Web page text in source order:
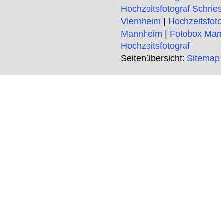
Hochzeitsfotograf
Viernheim
Mannheim
Fotobox
Hochzeitsfotograf
Seitenübersicht: Sitemap